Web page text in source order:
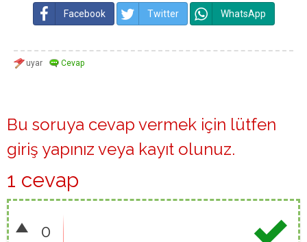
Facebook Twitter WhatsApp
Bu soruya cevap vermek için lütfen
giriş yapınız veya kayıt olunuz.
1 cevap
0